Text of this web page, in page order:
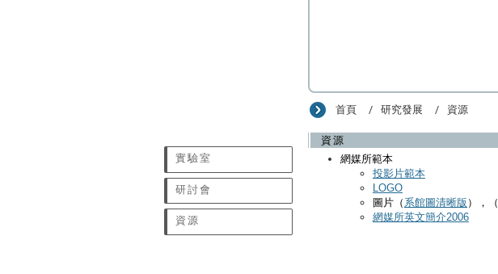
實驗室
研討會
資源
首頁 研究發展 資源
資源
網媒所範本
投影片範本
LOGO
圖片（ 系館圖清晰版 ），（
網媒所英文簡介2006